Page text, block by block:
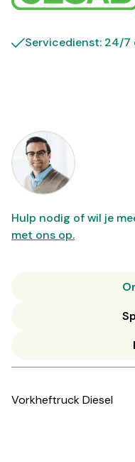
Servicedienst: 24/7
Hulp nodig of wil je
met ons op.
Vorkheftruck Diesel